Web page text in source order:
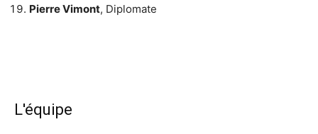
Pierre Vimont, Diplomate
L'équipe